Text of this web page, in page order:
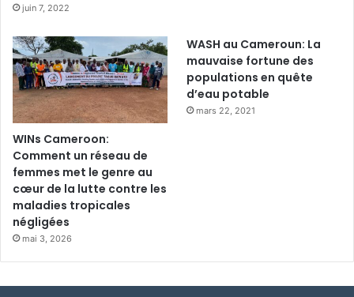
juin 7, 2022
WINs Cameroon:
Comment un réseau de
femmes met le genre au
cœur de la lutte contre les
maladies tropicales
négligées
mai 3, 2026
WASH au Cameroun: La
mauvaise fortune des
populations en quête
d’eau potable
mars 22, 2021